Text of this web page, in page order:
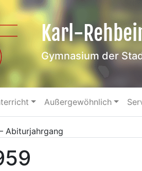
Karl-
Gymnasium der
Außergewöhnlich
Abiturjahrgang